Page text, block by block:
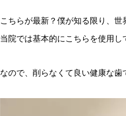
こちらが最新？僕が知る限り、世
当院では基本的にこちらを使用
なので、削らなくて良い健康な歯